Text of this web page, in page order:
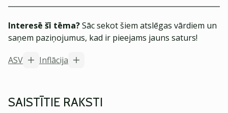
Interesē šī tēma?Sāc sekot šiem atslēgas vārdiem un
saņem paziņojumus, kad ir pieejams jauns saturs!
ASV
Inflācija
SAISTĪTIE RAKSTI